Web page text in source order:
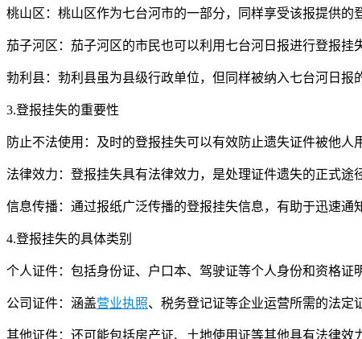
桃山区：桃山区作为七台河市的一部分，同样享受该报提供的
茄子河区：茄子河区的市民也可以利用七台河日报进行登报挂
勃利县：勃利县虽为县级行政单位，但同样被纳入七台河日报
3.登报挂失的重要性
防止不法使用：及时的登报挂失可以有效防止遗失证件被他人
法律效力：登报挂失具有法律效力，是处理证件遗失的正式途
信息传播：通过报纸广泛传播的登报挂失信息，有助于迅速通
4.登报挂失的具体类别
个人证件：包括身份证、户口本、驾驶证等个人身份和资格证
公司证件：涵盖营业执照、税务登记证等企业运营所需的法定
其他证件：还可能包括房产证、土地使用证等其他具有法律效